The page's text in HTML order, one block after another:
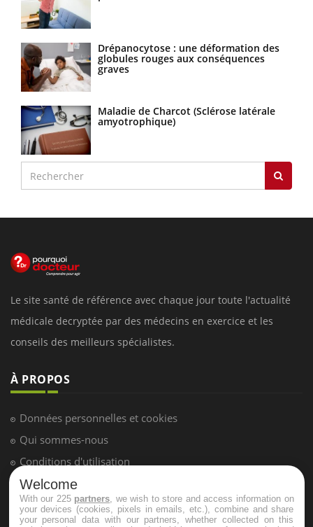
Drépanocytose : une déformation des
globules rouges aux conséquences
graves
Maladie de Charcot (Sclérose latérale
amyotrophique)
Le site santé de référence avec chaque jour toute l'actualité
médicale decryptée par des médecins en exercice et les
conseils des meilleurs spécialistes.
À PROPOS
Données personnelles et cookies
Qui sommes-nous
Conditions d'utilisation
Plan du site
Mentions Légales
Welcome
With our 225 partners , we wish to store and access information on
your devices (cookies, pixels in emails, etc.), combine and share
your personal data with our partners, whether collected on this